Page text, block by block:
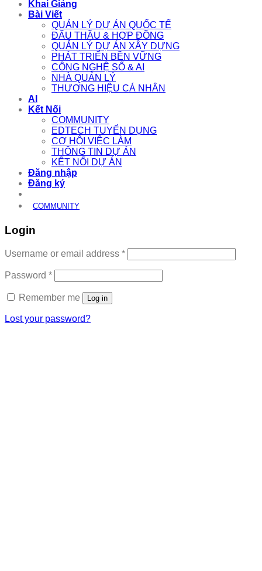
Khai Giảng
Bài Viết
QUẢN LÝ DỰ ÁN QUỐC TẾ
ĐẤU THẦU & HỢP ĐỒNG
QUẢN LÝ DỰ ÁN XÂY DỰNG
PHÁT TRIỂN BỀN VỮNG
CÔNG NGHỆ SỐ & AI
NHÀ QUẢN LÝ
THƯƠNG HIỆU CÁ NHÂN
AI
Kết Nối
COMMUNITY
EDTECH TUYỂN DỤNG
CƠ HỘI VIỆC LÀM
THÔNG TIN DỰ ÁN
KẾT NỐI DỰ ÁN
Đăng nhập
Đăng ký
COMMUNITY
Login
Username or email address *Required
Password *Required
Remember me Log in
Lost your password?